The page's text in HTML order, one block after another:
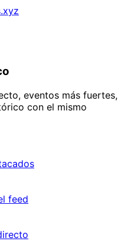
eventos más fuertes,
con el mismo
feed